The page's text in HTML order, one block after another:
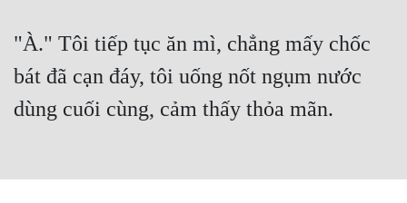
Du Hí
Dã Sử
Dị Giới
Gia Đấu
"À." Tôi tiếp tục ăn mì, chẳng mấy chốc
bát đã cạn đáy, tôi uống nốt ngụm nước
dùng cuối cùng, cảm thấy thỏa mãn.